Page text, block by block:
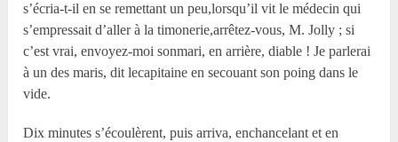
s’écria-t-il en se remettant un peu,lorsqu’il vit le médecin qui
s’empressait d’aller à la timonerie,arrêtez-vous, M. Jolly ; si
c’est vrai, envoyez-moi sonmari, en arrière, diable ! Je parlerai
à un des maris, dit lecapitaine en secouant son poing dans le
vide.
Dix minutes s’écoulèrent, puis arriva, enchancelant et en